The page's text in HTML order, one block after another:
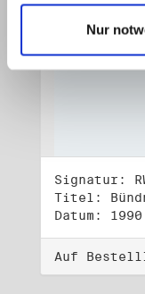
Nur
Signatur:
Datum:
Auf